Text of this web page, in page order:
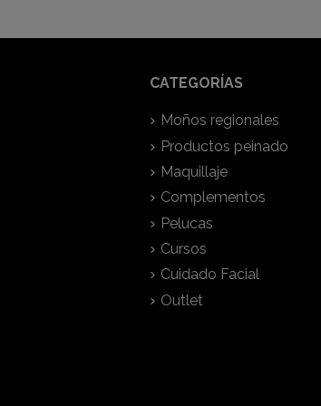
CATEGORÍAS
Moños regionales
Productos peinado
Maquillaje
Complementos
Pelucas
Cursos
Cuidado Facial
Outlet